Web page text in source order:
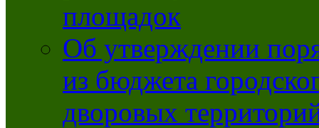
площадок
Об утверждении
из бюджета
дворовых